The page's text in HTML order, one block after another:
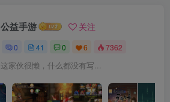
公益手游 关注
0 41 0 6 7362
这家伙很懒，什么都没有写...